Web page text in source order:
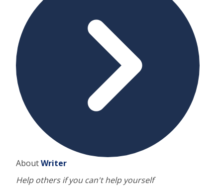
AboutWriter
Help others if you can't help yourself